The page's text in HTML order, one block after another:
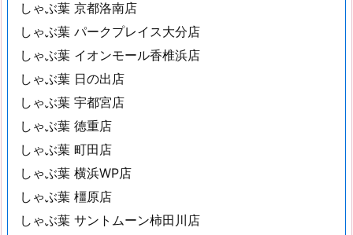
しゃぶ葉 京都洛南店
しゃぶ葉 パークプレイス大分店
しゃぶ葉 イオンモール香椎浜店
しゃぶ葉 日の出店
しゃぶ葉 宇都宮店
しゃぶ葉 徳重店
しゃぶ葉 町田店
しゃぶ葉 横浜WP店
しゃぶ葉 橿原店
しゃぶ葉 サントムーン柿田川店